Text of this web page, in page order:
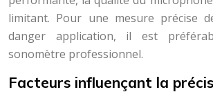
limitant. Pour une mesure précise
danger application, il est
sonomètre professionnel.
Facteurs influençant la